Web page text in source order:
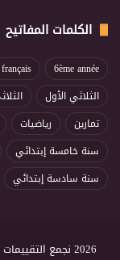
الكلمات المفاتيح
6ème année
français
الثلاثي الأول
تمارين
رياضيات
سنة خامسة إبتدائي
سنة سادسة إبتدائي
2026 نجمع التقييمات امتحانات دروس و تلاخيص لكل المستويات |